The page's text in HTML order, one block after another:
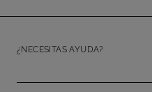
¿NECESITAS AYUDA?